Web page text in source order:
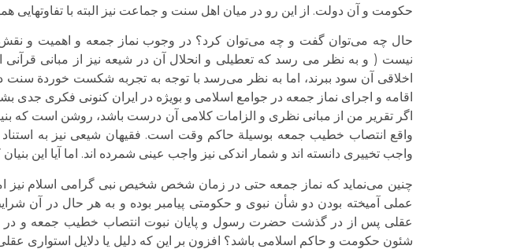
حکومت و آن دولت. از این رو در میان اهل سنت و جماعت نیز البته با تفاوتهایی
حال چه می‌‌توان گفت و چه می‌‌توان کرد؟ در وجوب نماز جمعه و اهمیت و
نیست ( و به نظر می رسد که تعطیلی و انحلال آن در شیعه نیز از مبانی قرآنی
اخلاقی آن سود ببرند، اما به نظر می‌‌رسد با توجه به تجربه شکست خوردة
اقامه و اجرای نماز جمعه در جوامع اسلامی و بویژه در ایران کنونی فکری جدی
اگر تقریر من از مبانی نظری و الزامات کلامی آن درست باشد، روشن است که
واقع انتصاب خطیب جمعه بوسیلة حاکم وقت است. فقیهان شیعی نیز به استناد
واجب تخییری دانسته اند و شمار اندکی نیز واجب عینی شمرده اند. اما آیا این
چنین می‌‌نماید که نماز جمعه حتی در زمان شخص شخیص نبی گرامی اسلام نیز
عملی آمیخته بودن دو شأن نبوی و حکومتی پیامبر بوده و به هر حال در آن
عقلی پس از در گذشت حضرت رسول و پایان نبوت انتصاب خطیب جمعه و در
شئون حکومت و حاکم اسلامی باشد؟ افزون بر این که دلیل یا دلایل استواری عقلی